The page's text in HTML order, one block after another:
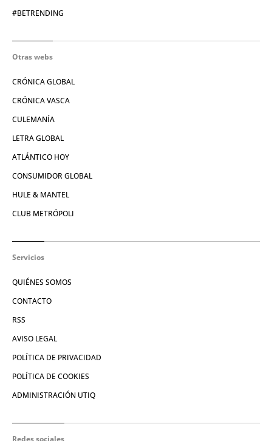
#BETRENDING
Otras webs
CRÓNICA GLOBAL
CRÓNICA VASCA
CULEMANÍA
LETRA GLOBAL
ATLÁNTICO HOY
CONSUMIDOR GLOBAL
HULE & MANTEL
CLUB METRÓPOLI
Servicios
QUIÉNES SOMOS
CONTACTO
RSS
AVISO LEGAL
POLÍTICA DE PRIVACIDAD
POLÍTICA DE COOKIES
ADMINISTRACIÓN UTIQ
Redes sociales